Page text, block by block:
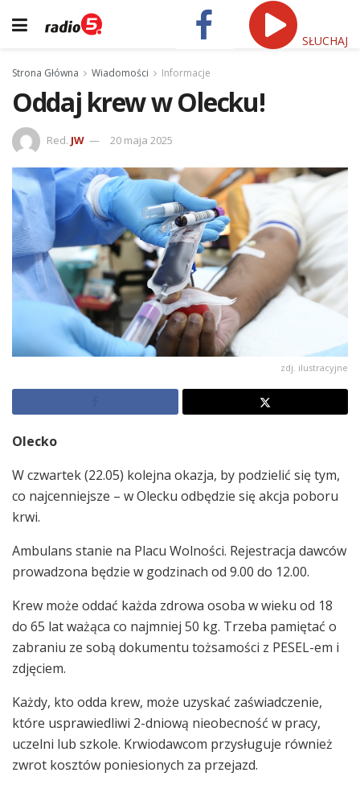
SŁUCHAJ
Strona Główna Wiadomości Informacje
Oddaj krew w Olecku!
Red. JW 20 maja 2025
zdj. ilustracyjne
Olecko
W czwartek (22.05) kolejna okazja, by podzielić się tym,
co najcenniejsze – w Olecku odbędzie się akcja poboru
krwi.
Ambulans stanie na Placu Wolności. Rejestracja dawców
prowadzona będzie w godzinach od 9.00 do 12.00.
Krew może oddać każda zdrowa osoba w wieku od 18
do 65 lat ważąca co najmniej 50 kg. Trzeba pamiętać o
zabraniu ze sobą dokumentu tożsamości z PESEL-em i
zdjęciem.
Każdy, kto odda krew, może uzyskać zaświadczenie,
które usprawiedliwi 2-dniową nieobecność w pracy,
uczelni lub szkole. Krwiodawcom przysługuje również
zwrot kosztów poniesionych za przejazd.